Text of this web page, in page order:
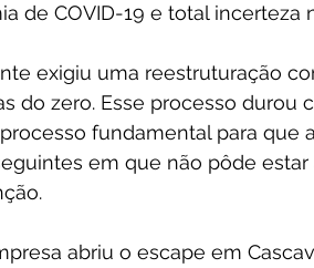
de COVID-19 e total incerteza
exigiu uma reestruturação
do zero. Esse processo durou
fundamental para que
em que não pôde
abriu o escape em